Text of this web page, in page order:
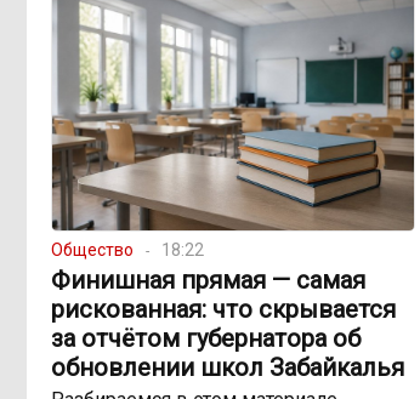
Общество 18:22
Финишная прямая — самая
рискованная: что скрывается
за отчётом губернатора об
обновлении школ Забайкалья